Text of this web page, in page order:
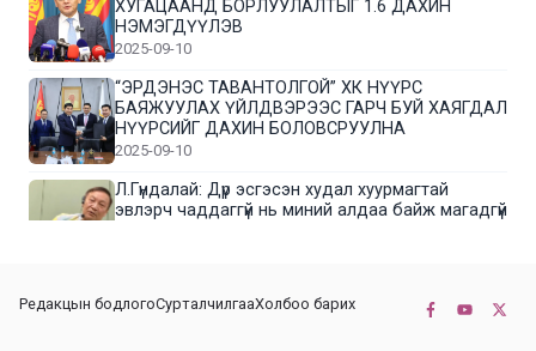
ХУГАЦААНД БОРЛУУЛАЛТЫГ 1.6 ДАХИН
НЭМЭГДҮҮЛЭВ
2025-09-10
“ЭРДЭНЭС ТАВАНТОЛГОЙ” ХК НҮҮРС
БАЯЖУУЛАХ ҮЙЛДВЭРЭЭС ГАРЧ БУЙ ХАЯГДАЛ
НҮҮРСИЙГ ДАХИН БОЛОВСРУУЛНА
2025-09-10
Л.Гүндалай: Дүр эсгэсэн худал хуурмагтай
эвлэрч чаддаггүй нь миний алдаа байж магадгүй
БАГИЙН ИРГЭДИЙН ТӨЛӨӨЛӨЛ НҮҮРС
Редакцын бодлогоСурталчилгааХолбоо барих